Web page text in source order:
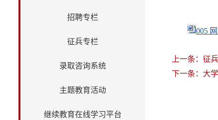
招聘专栏
征兵专栏
录取咨询系统
主题教育活动
继续教育在线学习平台
005
上一条： 征
下一条： 大